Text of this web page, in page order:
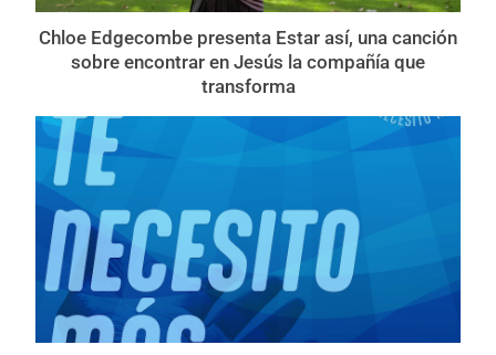
Chloe Edgecombe presenta Estar así, una canción
sobre encontrar en Jesús la compañía que
transforma